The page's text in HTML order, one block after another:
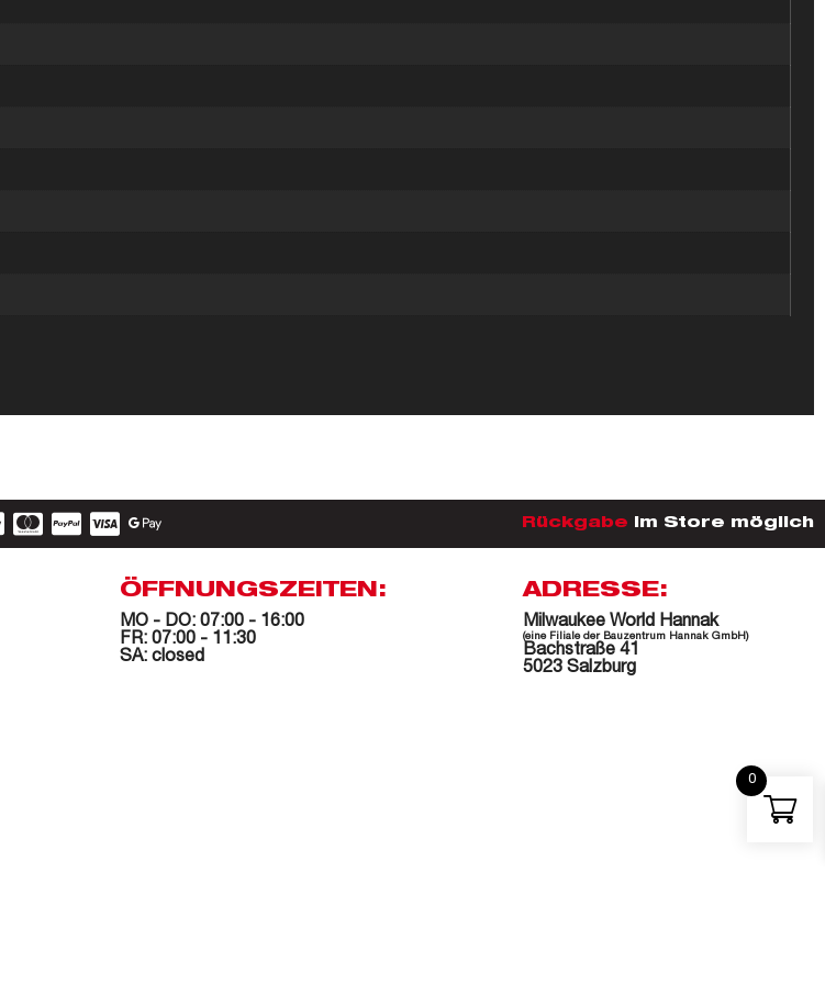
Rückgabe im Store möglich
ÖFFNUNGSZEITEN:
MO - DO: 07:00 - 16:00
FR: 07:00 - 11:30
SA: closed
ADRESSE:
Milwaukee World Hannak
(eine Filiale der Bauzentrum Hannak GmbH)
Bachstraße 41
5023 Salzburg
0